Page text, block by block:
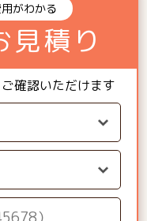
がわかる
見積り
確認いただけます